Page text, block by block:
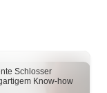
Schlosser
Know-how